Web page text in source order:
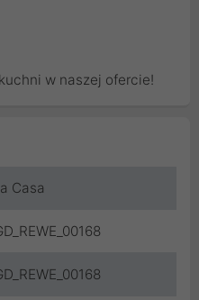
w naszej ofercie!
Casa